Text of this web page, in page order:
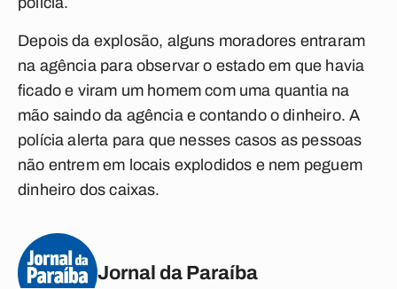
Depois da explosão, alguns moradores entraram
na agência para observar o estado em que havia
ficado e viram um homem com uma quantia na
mão saindo da agência e contando o dinheiro. A
polícia alerta para que nesses casos as pessoas
não entrem em locais explodidos e nem peguem
dinheiro dos caixas.
Jornal da Paraíba